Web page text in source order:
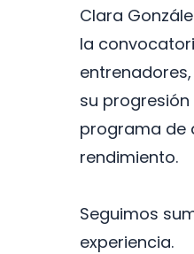
Clara
la
su
programa de
rendimiento.
Seguimos
experiencia.